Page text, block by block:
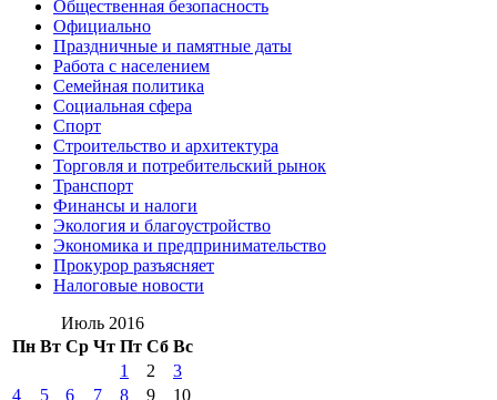
Общественная безопасность
Официально
Праздничные и памятные даты
Работа с населением
Семейная политика
Социальная сфера
Спорт
Строительство и архитектура
Торговля и потребительский рынок
Транспорт
Финансы и налоги
Экология и благоустройство
Экономика и предпринимательство
Прокурор разъясняет
Налоговые новости
Июль 2016
Пн Вт Ср Чт Пт Сб Вс
1
2
3
4
5 6 7 8 9 10